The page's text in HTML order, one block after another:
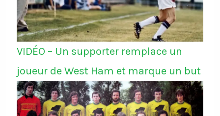
VIDÉO – Un supporter remplace un
joueur de West Ham et marque un but